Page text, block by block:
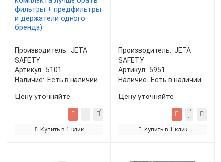
фильтры + предфильтры
и держатели одного
бренда)
Производитель: JETA
SAFETY
Артикул: 5101
Наличие: Есть в наличии
Цену уточняйте
Купить в 1 клик
Производитель: JETA
SAFETY
Артикул: 5951
Наличие: Есть в наличии
Цену уточняйте
Купить в 1 клик